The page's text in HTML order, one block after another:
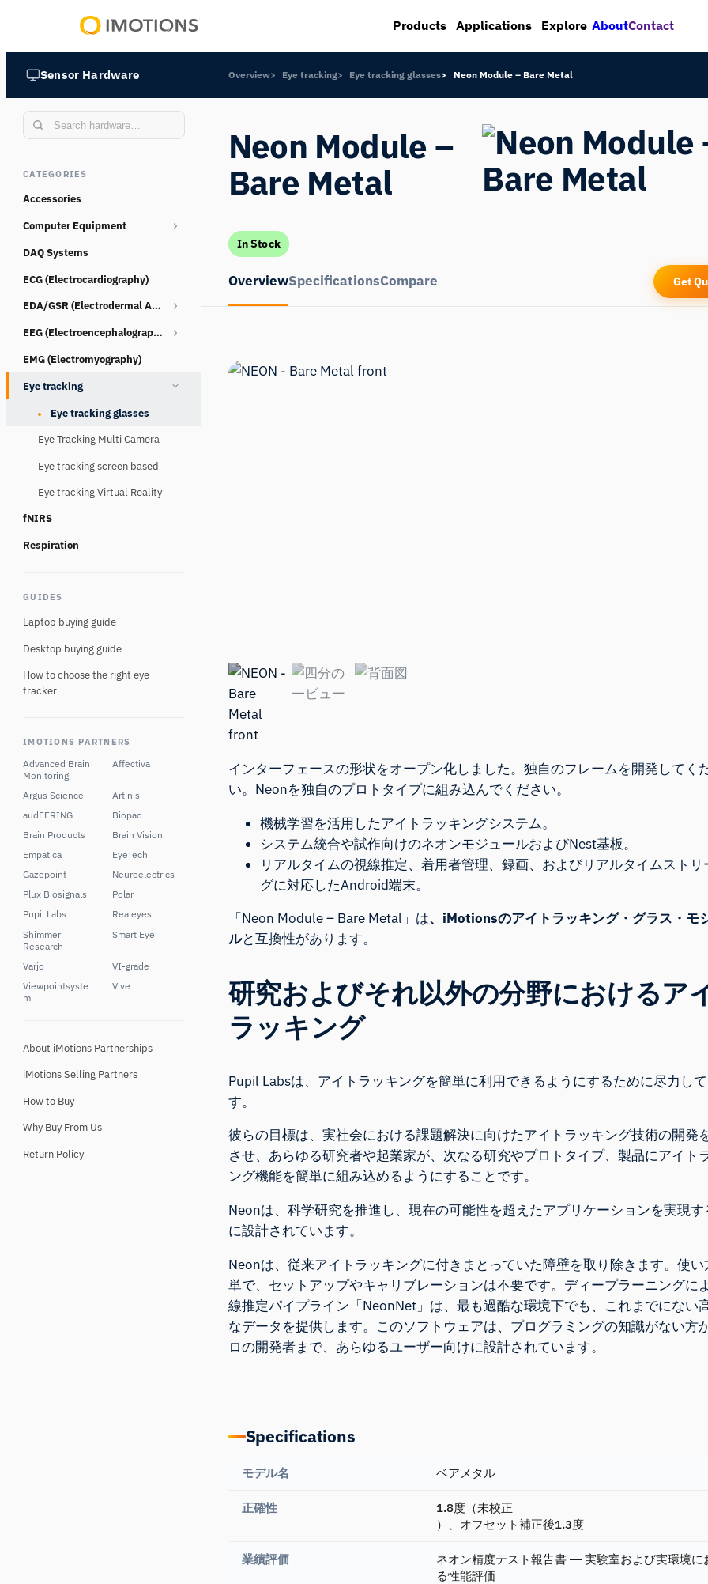
Products Applications Explore AboutContact
Sensor Hardware
CATEGORIES
Accessories
Computer Equipment
Webcams
DAQ Systems
ECG (Electrocardiography)
EDA/GSR (Electrodermal Activity)
Consumables EEG (Electroencephalography)
Consumables
EMG (Electromyography)
Eye tracking
Eye tracking glasses
Eye Tracking Multi Camera
Eye tracking screen based
Eye tracking Virtual Reality
fNIRS
Respiration
GUIDES
Laptop buying guide
Desktop buying guide
How to choose the right eye
tracker
IMOTIONS PARTNERS
Advanced Brain
Monitoring
Affectiva
Argus Science
Artinis
audEERING
Biopac
Brain Products
Brain Vision
Empatica
EyeTech
Gazepoint
Neuroelectrics
Plux Biosignals
Polar
Pupil Labs
Realeyes
Shimmer
Research
Smart Eye
Varjo
VI-grade
Viewpointsyste
m
Vive
About iMotions Partnerships
iMotions Selling Partners
How to Buy
Why Buy From Us
Return Policy
Overview Eye tracking Eye tracking glasses Neon Module – Bare Metal
Neon Module –
Bare Metal
In Stock
OverviewSpecificationsCompare Get
インターフェースの形状をオープン化しました。独自のフレームを開発してく
い。Neonを独自のプロトタイプに組み込んでください。
機械学習を活用したアイトラッキングシステム。
システム統合や試作向けのネオンモジュールおよびNest基板。
リアルタイムの視線推定、着用者管理、録画、およびリアルタイムストリ
グに対応したAndroid端末。
「Neon Module – Bare Metal」は、iMotionsのアイトラッキング・グラス・モ
ルと互換性があります。
研究およびそれ以外の分野におけるア
ラッキング
Pupil Labsは、アイトラッキングを簡単に利用できるようにするために尽力し
す。
彼らの目標は、実社会における課題解決に向けたアイトラッキング技術の開発
させ、あらゆる研究者や起業家が、次なる研究やプロトタイプ、製品にアイト
ング機能を簡単に組み込めるようにすることです。
Neonは、科学研究を推進し、現在の可能性を超えたアプリケーションを実現す
に設計されています。
Neonは、従来アイトラッキングに付きまとっていた障壁を取り除きます。使い
単で、セットアップやキャリブレーションは不要です。ディープラーニングに
線推定パイプライン「NeonNet」は、最も過酷な環境下でも、これまでにない
なデータを提供します。このソフトウェアは、プログラミングの知識がない方
ロの開発者まで、あらゆるユーザー向けに設計されています。
Specifications
モデル名 ベアメタル
正確性
1.8度（未校正
）、オフセット補正後1.3度
業績評価
ネオン精度テスト報告書 ― 実験室および実環境に
る性能評価